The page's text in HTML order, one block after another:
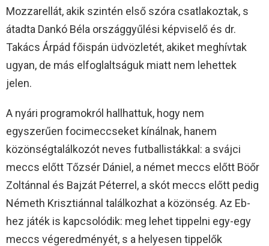
Mozzarellát, akik szintén első szóra csatlakoztak, s
átadta Dankó Béla országgyűlési képviselő és dr.
Takács Árpád főispán üdvözletét, akiket meghívtak
ugyan, de más elfoglaltságuk miatt nem lehettek
jelen.
A nyári programokról hallhattuk, hogy nem
egyszerűen focimeccseket kínálnak, hanem
közönségtalálkozót neves futballistákkal: a svájci
meccs előtt Tőzsér Dániel, a német meccs előtt Böőr
Zoltánnal és Bajzát Péterrel, a skót meccs előtt pedig
Németh Krisztiánnal találkozhat a közönség. Az Eb-
hez játék is kapcsolódik: meg lehet tippelni egy-egy
meccs végeredményét, s a helyesen tippelők